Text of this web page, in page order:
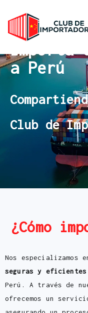
Importa
a Perú
Club de
¿Cómo
Nos especializamos
seguras y eficientes
Perú. A través de
ofrecemos un